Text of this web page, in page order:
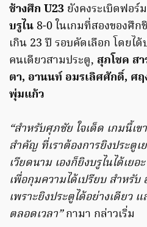
ช้างศึก U23 ยังคงระเบิดฟอร์
บรูไน8-0 ในเกมที่สองของศึก
เกิน 23 ปี รอบคัดเลือก โดยไ
คนเดียวสามประตู, สุภโชค ส
ตา, อานนท์ อมรเลิศศักดิ์, ศ
พุ่มแก้ว
“สำหรับศุภชัย ใจเด็ด เกมนี้เ
สำคัญ ที่เราต้องการยิงประตูเย
เวียดนาม เองก็ยิงบรูไนได้เย
เพื่อกุมความได้เปรียบ สำหรับ
เพราะยิงประตูได้อย่างเดียว
ตลอดเวลา”กามา กล่าวเริ่ม